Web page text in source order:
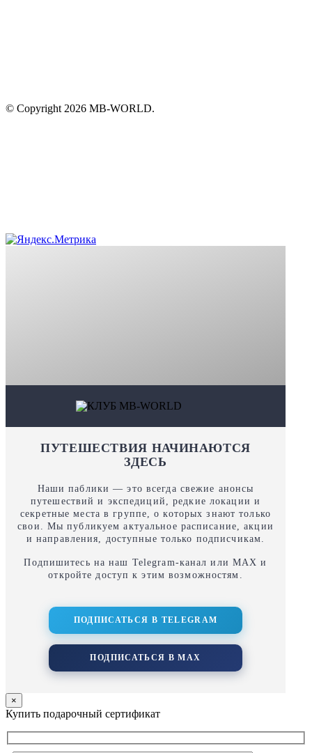
© Copyright 2026 MB-WORLD.
ПУТЕШЕСТВИЯ НАЧИНАЮТСЯ
ЗДЕСЬ
Наши паблики — это всегда свежие анонсы
путешествий и экспедиций, редкие локации и
секретные места в группе, о которых знают только
свои. Мы публикуем актуальное расписание, акции
и направления, доступные только подписчикам.
Подпишитесь на наш Telegram‑канал или MAX и
откройте доступ к этим возможностям.
ПОДПИСАТЬСЯ В TELEGRAM
ПОДПИСАТЬСЯ В MAX
×
Купить подарочный сертификат